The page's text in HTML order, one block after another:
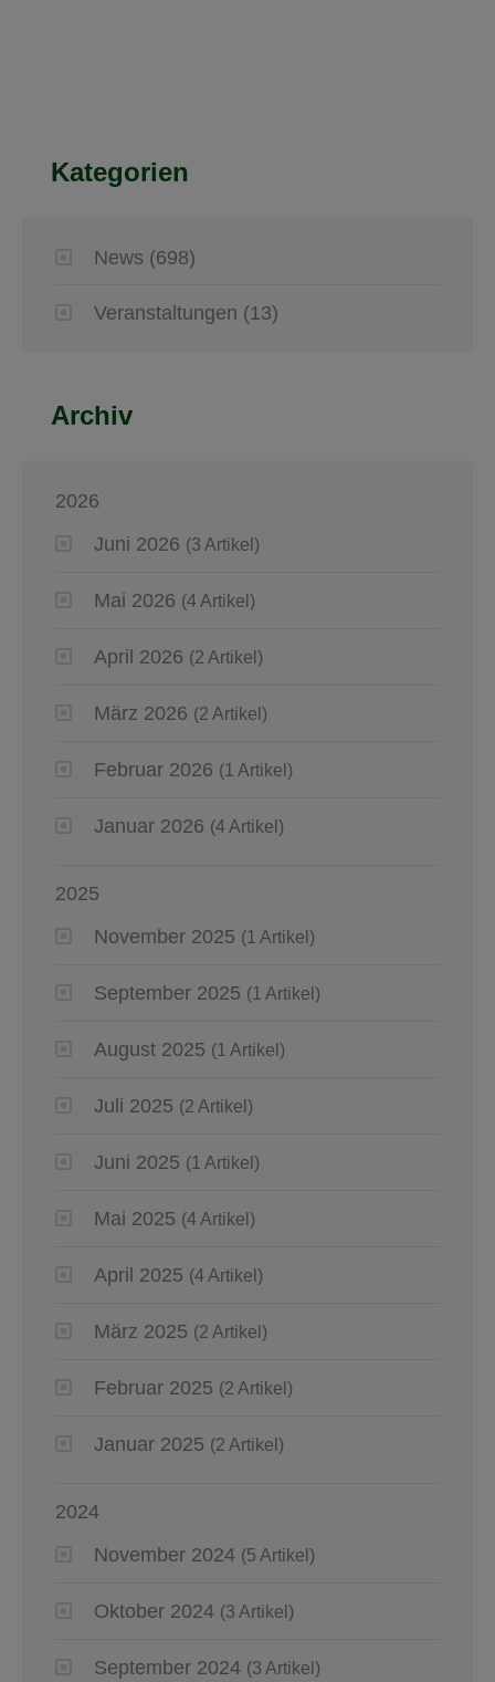
Kategorien
News (698)
Veranstaltungen (13)
Archiv
2026
Juni 2026 (3 Artikel)
Mai 2026 (4 Artikel)
April 2026 (2 Artikel)
März 2026 (2 Artikel)
Februar 2026 (1 Artikel)
Januar 2026 (4 Artikel)
2025
November 2025 (1 Artikel)
September 2025 (1 Artikel)
August 2025 (1 Artikel)
Juli 2025 (2 Artikel)
Juni 2025 (1 Artikel)
Mai 2025 (4 Artikel)
April 2025 (4 Artikel)
März 2025 (2 Artikel)
Februar 2025 (2 Artikel)
Januar 2025 (2 Artikel)
2024
November 2024 (5 Artikel)
Oktober 2024 (3 Artikel)
September 2024 (3 Artikel)